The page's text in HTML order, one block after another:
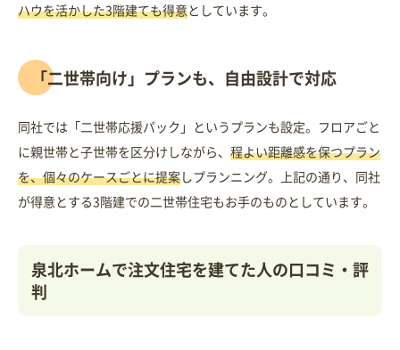
ハウを活かした3階建ても得意としています。
「二世帯向け」プランも、自由設計で対応
同社では「二世帯応援パック」というプランも設定。フロアごと
に親世帯と子世帯を区分けしながら、 程よい距離感を保つプラン
を、個々のケースごとに提案しプランニング。上記の通り、同社
が得意とする3階建での二世帯住宅もお手のものとしています。
泉北ホームで注文住宅を建てた人の口コミ・評
判